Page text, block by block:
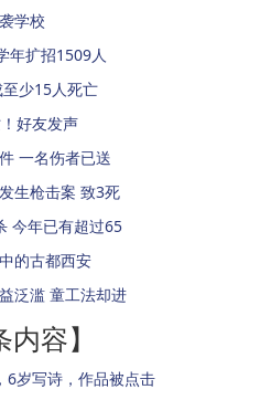
学校
年扩招1509人
少15人死亡
好友发声
一名伤者已送
生枪击案 致3死
今年已有超过65
的古都西安
泛滥 童工法却进
内容】
6岁写诗，作品被点击